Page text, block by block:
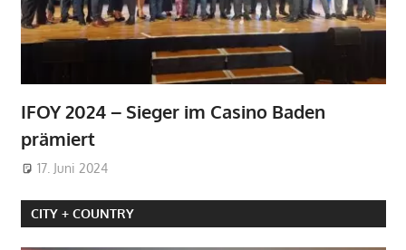
IFOY 2024 – Sieger im Casino Baden
prämiert
17. Juni 2024
CITY + COUNTRY